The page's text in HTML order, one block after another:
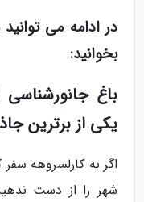
در ادامه می
بخوانید:
یکی از برترین
اگر به کارلسروهه سفر
شهر را از دست